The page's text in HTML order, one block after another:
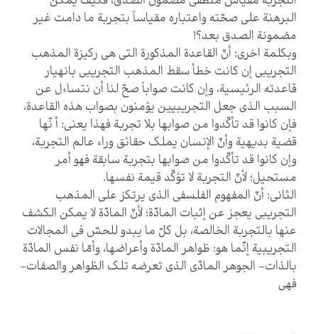
البرهنة على صحّته واعتباره مقياساً بتجربة ما دامت غير
مضمونة الصدق بعد؟!
وبكلمة اخرى: أنّ القاعدة المذكورة التي هي ركيزة المذهب
التجريبي إن كانت خطأ سقط المذهب التجريبي بانهيار
قاعدته الرئيسية، وإن كانت صواباً صحّ لنا أن نتساءل عن
السبب الذي جعل التجريبيين يؤمنون بصواب هذه القاعدة،
فإن كانوا قد تأكّدوا من صوابها بلا تجربة فهذا يعني: أ نّها
قضية بديهية وأنّ الإنسان يملك حقائق وراء عالم التجربة،
وإن كانوا قد تأكّدوا من صوابها بتجربة سابقة فهو أمر
مستحيل؛ لأنّ التجربة لا تؤكّد قيمة نفسها.
الثاني: أنّ المفهوم الفلسفي الذي يرتكز على المذهب
التجريبي يعجز عن إثبات المادّة؛ لأنّ المادّة لا يمكن الكشف
عنها بالتجربة الخالصة، بل كلّ ما يبدو للحسّ في المجالات
التجريبية إنّما هو: ظواهر المادّة وأعراضها، وأمّا نفس المادّة
بالذات- الجوهر المادّي الذي تعرضه تلك الظواهر والصفات-
فهي‏